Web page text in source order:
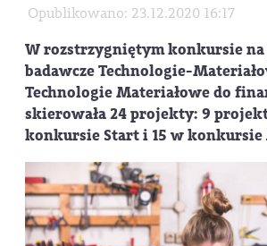
Opublikowano: 23.12.2020 16:17
W rozstrzygniętym konkursie
badawcze Technologie-
Technologie Materiałowe do
skierowała 24 projekty: 9
konkursie Start i 15 w konkursie